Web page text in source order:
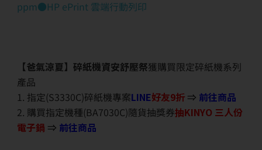
ppm●HP ePrint 雲端行動列印
【爸氣涼夏】碎紙機資安舒壓祭獲購買限定碎紙機系列
產品
1. 指定(S3330C)碎紙機專案LINE好友9折 ⇒ 前往商品
2. 購買指定機種(BA7030C)隨貨抽獎券抽KINYO 三人份
電子鍋 ⇒ 前往商品